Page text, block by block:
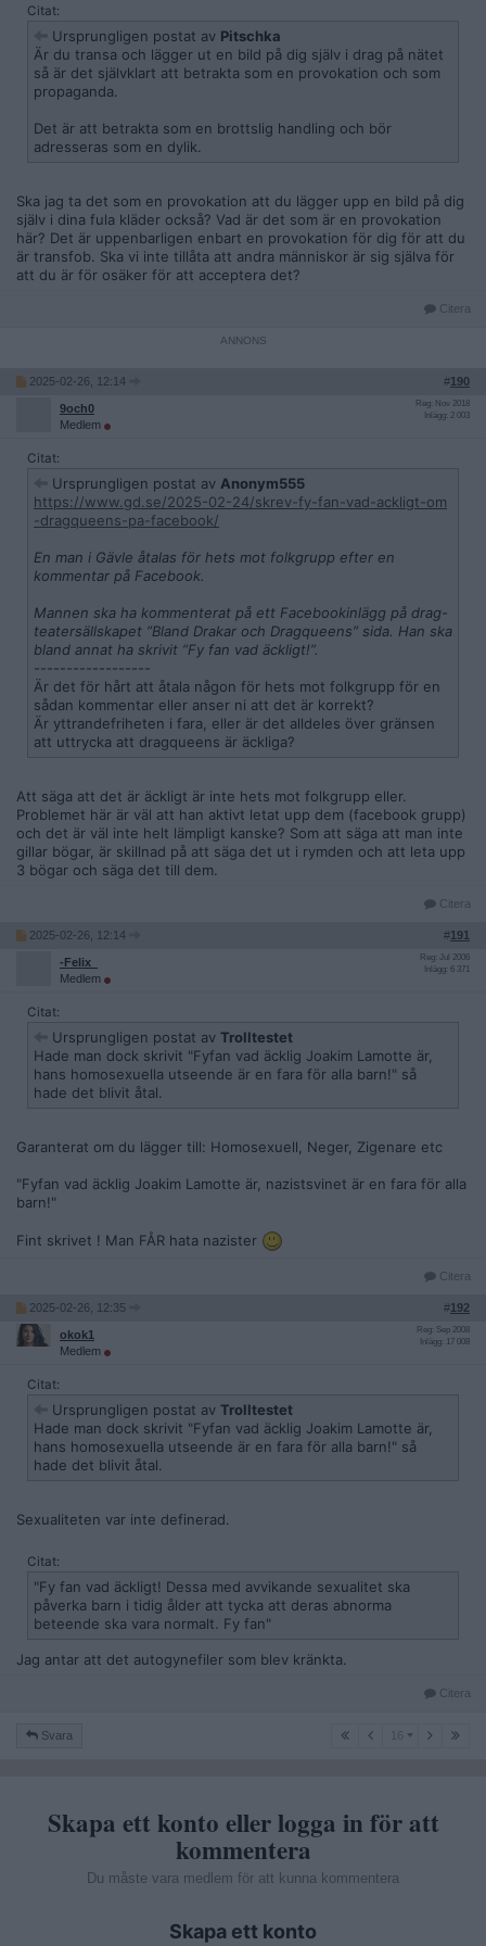
Citat:
Ursprungligen postat av Pitschka
Är du transa och lägger ut en bild på dig själv i drag på nätet
så är det självklart att betrakta som en provokation och som
propaganda.
Det är att betrakta som en brottslig handling och bör
adresseras som en dylik.
Ska jag ta det som en provokation att du lägger upp en bild på dig
själv i dina fula kläder också? Vad är det som är en provokation
här? Det är uppenbarligen enbart en provokation för dig för att du
är transfob. Ska vi inte tillåta att andra människor är sig själva för
att du är för osäker för att acceptera det?
Citera
2025-02-26, 12:14 #190
9och0
Medlem
Reg: Nov 2018
Inlägg: 2 003
Citat:
Ursprungligen postat av Anonym555
https://www.gd.se/2025-02-24/skrev-fy-fan-vad-ackligt-om
-dragqueens-pa-facebook/
En man i Gävle åtalas för hets mot folkgrupp efter en
kommentar på Facebook.
Mannen ska ha kommenterat på ett Facebookinlägg på drag-
teatersällskapet ”Bland Drakar och Dragqueens” sida. Han ska
bland annat ha skrivit ”Fy fan vad äckligt!”.
------------------
Är det för hårt att åtala någon för hets mot folkgrupp för en
sådan kommentar eller anser ni att det är korrekt?
Är yttrandefriheten i fara, eller är det alldeles över gränsen
att uttrycka att dragqueens är äckliga?
Att säga att det är äckligt är inte hets mot folkgrupp eller.
Problemet här är väl att han aktivt letat upp dem (facebook grupp)
och det är väl inte helt lämpligt kanske? Som att säga att man inte
gillar bögar, är skillnad på att säga det ut i rymden och att leta upp
3 bögar och säga det till dem.
Citera
2025-02-26, 12:14 #191
-Felix_
Medlem
Reg: Jul 2006
Inlägg: 6 371
Citat:
Ursprungligen postat av Trolltestet
Hade man dock skrivit "Fyfan vad äcklig Joakim Lamotte är,
hans homosexuella utseende är en fara för alla barn!" så
hade det blivit åtal.
Garanterat om du lägger till: Homosexuell, Neger, Zigenare etc
"Fyfan vad äcklig Joakim Lamotte är, nazistsvinet är en fara för alla
barn!"
Fint skrivet ! Man FÅR hata nazister
Citera
2025-02-26, 12:35 #192
okok1
Medlem
Reg: Sep 2008
Inlägg: 17 008
Citat:
Ursprungligen postat av Trolltestet
Hade man dock skrivit "Fyfan vad äcklig Joakim Lamotte är,
hans homosexuella utseende är en fara för alla barn!" så
hade det blivit åtal.
Sexualiteten var inte definerad.
Citat:
"Fy fan vad äckligt! Dessa med avvikande sexualitet ska
påverka barn i tidig ålder att tycka att deras abnorma
beteende ska vara normalt. Fy fan"
Jag antar att det autogynefiler som blev kränkta.
Citera
Svara
Skapa ett konto eller logga in för att
kommentera
Du måste vara medlem för att kunna kommentera
Skapa ett konto